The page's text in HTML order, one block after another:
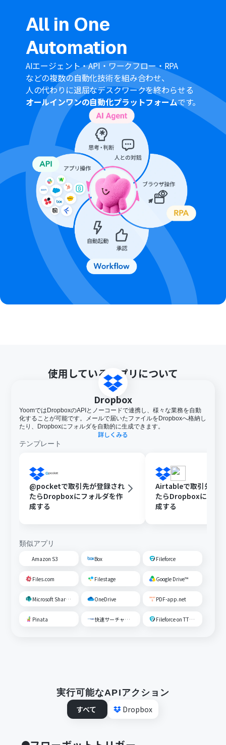
「同じ処理を繰り返す」オペレーション間の操作は、チ
ームプラン・サクセスプランでのみご利用いただける機能
となっております。フリープラン・ミニプランの場合は設
定しているフローボットのオペレーションやデータコネ
クトはエラーとなりますので、ご注意ください。
チームプランやサクセスプランなどの有料プランは、2週
間の無料トライアルを行うことが可能です。無料トライア
ル中には制限対象のアプリや機能（オペレーション）を
使用することができます。
All in One
Automation
AIエージェント・API・ワークフロー・RPA
などの複数の自動化技術を組み合わせ、
人の代わりに退屈なデスクワークを終わらせる
オールインワンの自動化プラットフォームです。
使用しているアプリについて
Dropbox
YoomではDropboxのAPIとノーコードで連携し、様々な業務を自動
化することが可能です。メールで届いたファイルをDropboxへ格納し
たり、Dropboxにフォルダを自動的に生成できます。
詳しくみる
テンプレート
@pocketで取引先が登録され
たらDropboxにフォルダを作
成する
Airtableで取引先が
たらDropboxにフォ
成する
類似アプリ
Amazon S3 Box Fileforce
Files.com Filestage Google Drive™
Microsoft SharePoint OneDrive PDF-app.net
Pinata 快速サーチャーGX Fileforce on TTS Cloud
実行可能なAPIアクション
すべて
Dropbox